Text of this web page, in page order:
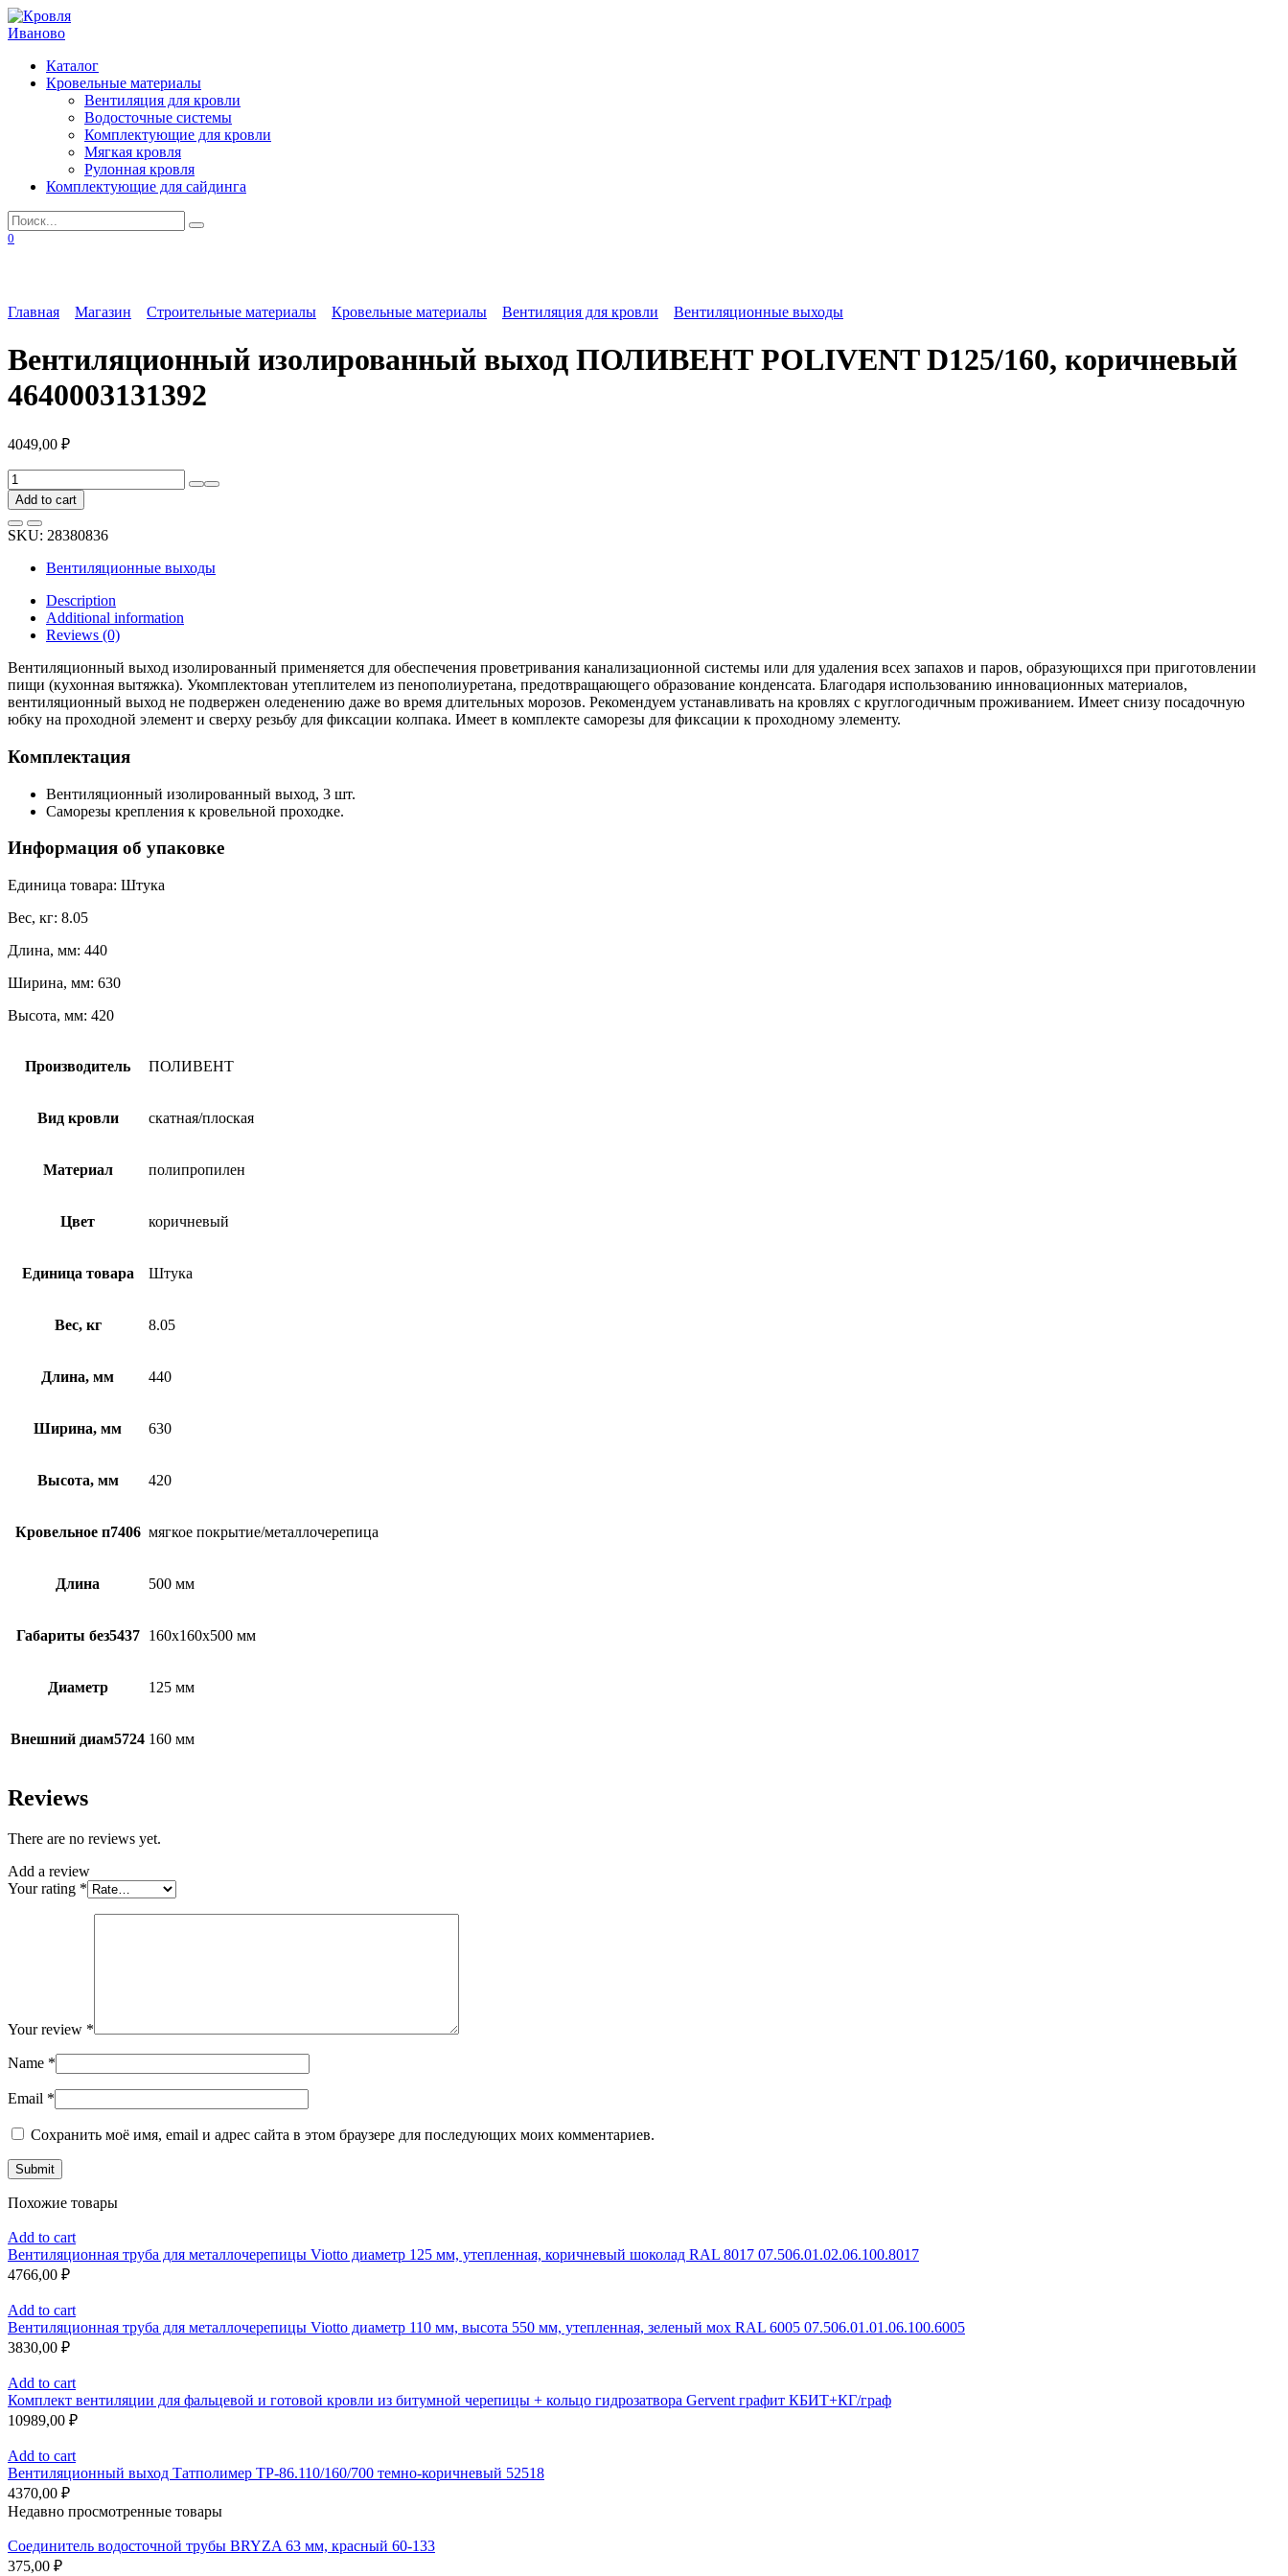
Перейти
к
Каталог
Кровельные материалы
Вентиляция для кровли
Водосточные системы
Комплектующие для кровли
Мягкая кровля
Рулонная кровля
Комплектующие для сайдинга
Search
for:
0
Главная Магазин Строительные материалы Кровельные материалы Вентиляция для кровли Вентиляционные выходы
Вентиляционный изолированный выход ПОЛИВЕНТ POLIVENT D125/160, коричневый
4640003131392
4049,00 ₽
Вентиляционный
изолированный
выход
ПОЛИВЕНТ
POLIVENT
D125/160,
коричневый
4640003131392
quantity
Add to cart
SKU: 28380836
Вентиляционные выходы
Description
Additional information
Reviews (0)
Вентиляционный выход изолированный применяется для обеспечения проветривания канализационной системы или для удаления всех запахов и паров, образующихся при приготовлении
пищи (кухонная вытяжка). Укомплектован утеплителем из пенополиуретана, предотвращающего образование конденсата. Благодаря использованию инновационных материалов,
вентиляционный выход не подвержен оледенению даже во время длительных морозов. Рекомендуем устанавливать на кровлях с круглогодичным проживанием. Имеет снизу посадочную
юбку на проходной элемент и сверху резьбу для фиксации колпака. Имеет в комплекте саморезы для фиксации к проходному элементу.
Комплектация
Вентиляционный изолированный выход, 3 шт.
Саморезы крепления к кровельной проходке.
Информация об упаковке
Единица товара: Штука
Вес, кг: 8.05
Длина, мм: 440
Ширина, мм: 630
Высота, мм: 420
Производитель ПОЛИВЕНТ
Вид кровли скатная/плоская
Материал полипропилен
Цвет коричневый
Единица товара Штука
Вес, кг 8.05
Длина, мм 440
Ширина, мм 630
Высота, мм 420
Кровельное п7406 мягкое покрытие/металлочерепица
Длина 500 мм
Габариты без5437 160х160х500 мм
Диаметр 125 мм
Внешний диам5724 160 мм
Reviews
There are no reviews yet.
Add a review
Your rating *
Your review *
Name *
Email *
Сохранить моё имя, email и адрес сайта в этом браузере для последующих моих комментариев.
Похожие товары
Add to cart
Вентиляционная труба для металлочерепицы Viotto диаметр 125 мм, утепленная, коричневый шоколад RAL 8017 07.506.01.02.06.100.8017
4766,00 ₽
Add to cart
Вентиляционная труба для металлочерепицы Viotto диаметр 110 мм, высота 550 мм, утепленная, зеленый мох RAL 6005 07.506.01.01.06.100.6005
3830,00 ₽
Add to cart
Комплект вентиляции для фальцевой и готовой кровли из битумной черепицы + кольцо гидрозатвора Gervent графит КБИТ+КГ/граф
10989,00 ₽
Add to cart
Вентиляционный выход Татполимер TP-86.110/160/700 темно-коричневый 52518
4370,00 ₽
Недавно просмотренные товары
Соединитель водосточной трубы BRYZA 63 мм, краcный 60-133
375,00 ₽